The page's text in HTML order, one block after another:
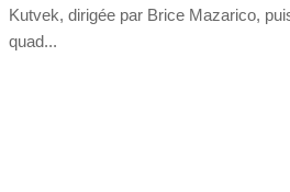
Kutvek, dirigée par Brice Mazarico,
quad...